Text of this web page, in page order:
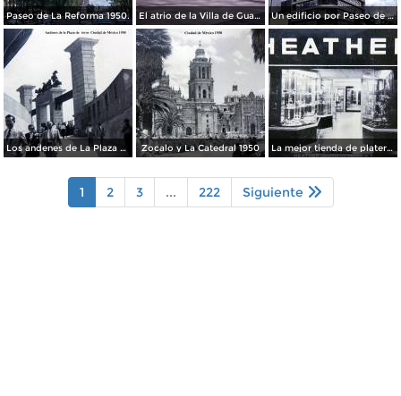
Paseo de La Reforma 1950. El atrio de la Villa de Guadalupe 1950. Un edificio por Paseo de La Reforma 1950
Los andenes de La Plaza de toros Ciudad de México 1950 Zocalo y La Catedral 1950 La mejor tienda de plateria.
1 2 3 ... 222 Siguiente